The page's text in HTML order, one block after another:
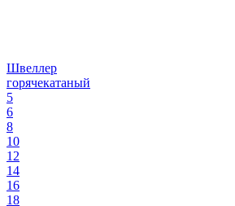
Швеллер
горячекатаный
5
6
8
10
12
14
16
18